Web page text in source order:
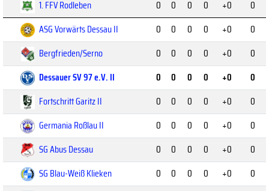
1. FFV Rodleben
0 0 0 0 +0
0
ASG Vorwärts Dessau II
0 0 0 0 +0
0
Bergfrieden/Serno
0 0 0 0 +0
0
Dessauer SV 97 e.V. II
0 0 0 0 +0
0
Fortschritt Garitz II
0 0 0 0 +0
0
Germania Roßlau II
0 0 0 0 +0
0
SG Abus Dessau
0 0 0 0 +0
0
SG Blau-Weiß Klieken
0 0 0 0 +0
0